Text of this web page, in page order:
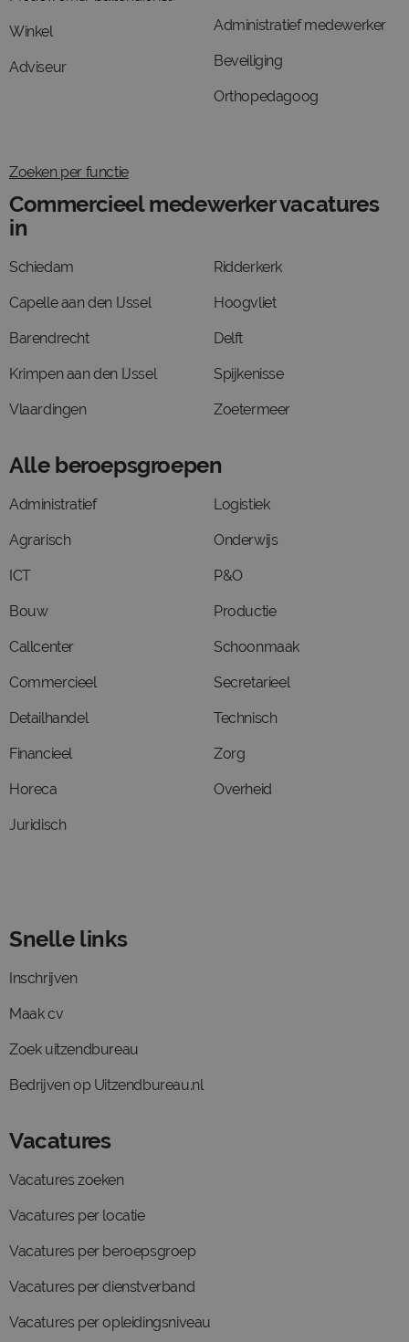
Winkel
Adviseur
Administratief medewerker
Beveiliging
Orthopedagoog
Zoeken per functie
Commercieel medewerker vacatures
in
Schiedam
Capelle aan den IJssel
Barendrecht
Krimpen aan den IJssel
Vlaardingen
Ridderkerk
Hoogvliet
Delft
Spijkenisse
Zoetermeer
Alle beroepsgroepen
Administratief
Agrarisch
ICT
Bouw
Callcenter
Commercieel
Detailhandel
Financieel
Horeca
Juridisch
Logistiek
Onderwijs
P&O
Productie
Schoonmaak
Secretarieel
Technisch
Zorg
Overheid
Snelle links
Inschrijven
Maak cv
Zoek uitzendbureau
Bedrijven op Uitzendbureau.nl
Vacatures
Vacatures zoeken
Vacatures per locatie
Vacatures per beroepsgroep
Vacatures per dienstverband
Vacatures per opleidingsniveau